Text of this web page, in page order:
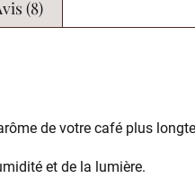
(8)
de votre café plus
et de la lumière.